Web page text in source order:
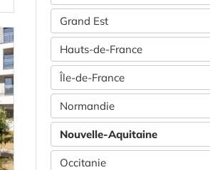
Grand Est
Hauts-de-France
Île-de-France
Normandie
Nouvelle-Aquitaine
Occitanie